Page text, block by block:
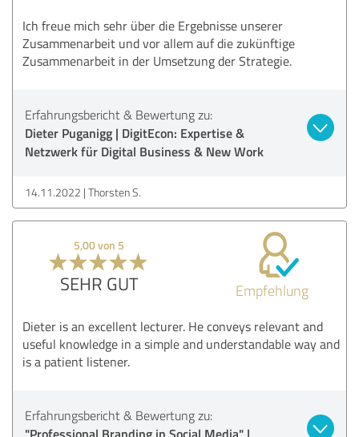
Ich freue mich sehr über die Ergebnisse unserer
Zusammenarbeit und vor allem auf die zukünftige
Zusammenarbeit in der Umsetzung der Strategie.
Erfahrungsbericht & Bewertung zu:
Dieter Puganigg | DigitEcon: Expertise &
Netzwerk für Digital Business & New Work
14.11.2022 Thorsten S.
5,00 von 5
SEHR GUT Empfehlung
Dieter is an excellent lecturer. He conveys relevant and
useful knowledge in a simple and understandable way and
is a patient listener.
Erfahrungsbericht & Bewertung zu:
"Professional Branding in Social Media" |